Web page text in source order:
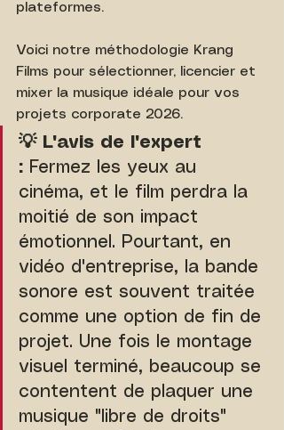
plateformes.
Voici notre méthodologie Krang
Films pour sélectionner, licencier et
mixer la musique idéale pour vos
projets corporate 2026.
💡 L'avis de l'expert
: Fermez les yeux au
cinéma, et le film perdra la
moitié de son impact
émotionnel. Pourtant, en
vidéo d'entreprise, la bande
sonore est souvent traitée
comme une option de fin de
projet. Une fois le montage
visuel terminé, beaucoup se
contentent de plaquer une
musique "libre de droits"